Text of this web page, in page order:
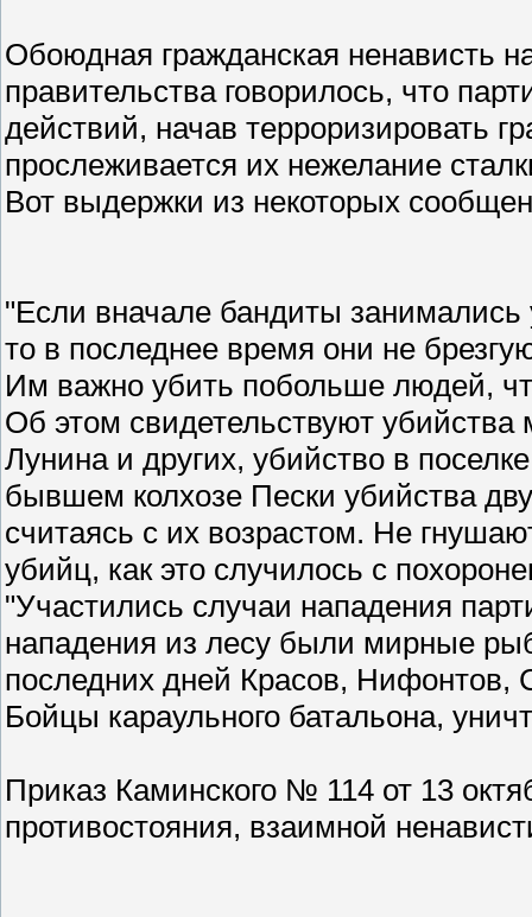
Обоюдная гражданская ненависть
правительства говорилось, что
действий, начав терроризировать
прослеживается их нежелание
Вот выдержки из некоторых
"Если вначале бандиты занимались
то в последнее время они не
Им важно убить побольше людей,
Об этом свидетельствуют
Лунина и других, убийство в
бывшем колхозе Пески убийства
считаясь с их возрастом. Не
убийц, как это случилось с
"Участились случаи нападения
нападения из лесу были мирные
последних дней Красов, Нифонтов,
Бойцы караульного батальона,
Приказ Каминского № 114 от 13
противостояния, взаимной